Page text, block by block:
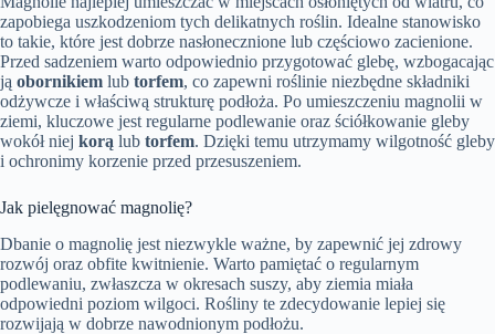
zapobiega uszkodzeniom tych delikatnych roślin. Idealne stanowisko
to takie, które jest dobrze nasłonecznione lub częściowo zacienione.
Przed sadzeniem warto odpowiednio przygotować glebę, wzbogacając
ją obornikiem lub torfem, co zapewni roślinie niezbędne składniki
odżywcze i właściwą strukturę podłoża. Po umieszczeniu magnolii w
ziemi, kluczowe jest regularne podlewanie oraz ściółkowanie gleby
wokół niej korą lub torfem. Dzięki temu utrzymamy wilgotność gleby
i ochronimy korzenie przed przesuszeniem.
Jak pielęgnować magnolię?
Dbanie o magnolię jest niezwykle ważne, by zapewnić jej zdrowy
rozwój oraz obfite kwitnienie. Warto pamiętać o regularnym
podlewaniu, zwłaszcza w okresach suszy, aby ziemia miała
odpowiedni poziom wilgoci. Rośliny te zdecydowanie lepiej się
rozwijają w dobrze nawodnionym podłożu.